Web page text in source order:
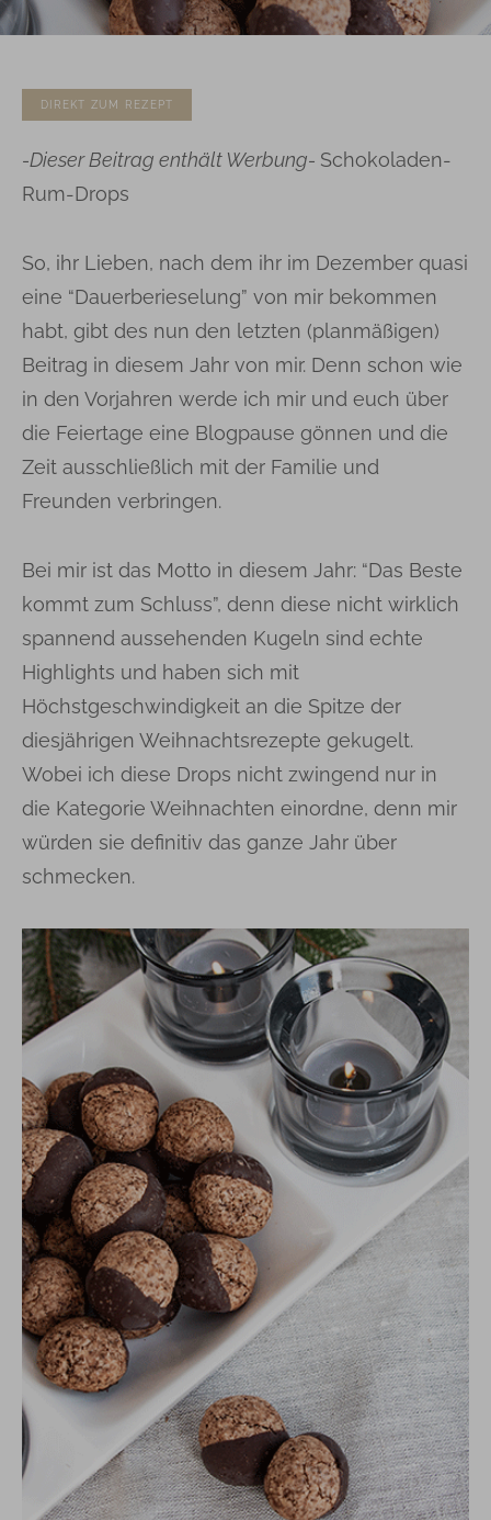
DIREKT ZUM REZEPT
-Dieser Beitrag enthält Werbung- Schokoladen-
Rum-Drops
So, ihr Lieben, nach dem ihr im Dezember quasi
eine “Dauerberieselung” von mir bekommen
habt, gibt des nun den letzten (planmäßigen)
Beitrag in diesem Jahr von mir. Denn schon wie
in den Vorjahren werde ich mir und euch über
die Feiertage eine Blogpause gönnen und die
Zeit ausschließlich mit der Familie und
Freunden verbringen.
Bei mir ist das Motto in diesem Jahr: “Das Beste
kommt zum Schluss”, denn diese nicht wirklich
spannend aussehenden Kugeln sind echte
Highlights und haben sich mit
Höchstgeschwindigkeit an die Spitze der
diesjährigen Weihnachtsrezepte gekugelt.
Wobei ich diese Drops nicht zwingend nur in
die Kategorie Weihnachten einordne, denn mir
würden sie definitiv das ganze Jahr über
schmecken.